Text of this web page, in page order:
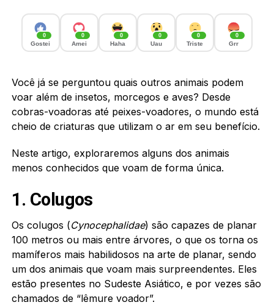
0
Gostei
0
Amei
0
Haha
0
Uau
0
Triste
0
Grr
Você já se perguntou quais outros animais podem
voar além de insetos, morcegos e aves? Desde
cobras-voadoras até peixes-voadores, o mundo está
cheio de criaturas que utilizam o ar em seu benefício.
Neste artigo, exploraremos alguns dos animais
menos conhecidos que voam de forma única.
1. Colugos
Os colugos (Cynocephalidae) são capazes de planar
100 metros ou mais entre árvores, o que os torna os
mamíferos mais habilidosos na arte de planar, sendo
um dos animais que voam mais surpreendentes. Eles
estão presentes no Sudeste Asiático, e por vezes são
chamados de “lêmure voador”.